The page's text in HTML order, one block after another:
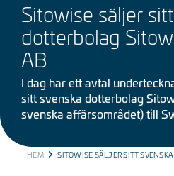
Sitowise säljer
dotterbolag
AB
I dag har ett avtal
sitt svenska dotterbolag
svenska affärsområdet) till
BREADCRUMB
HEM
SITOWISE SÄLJER SITT